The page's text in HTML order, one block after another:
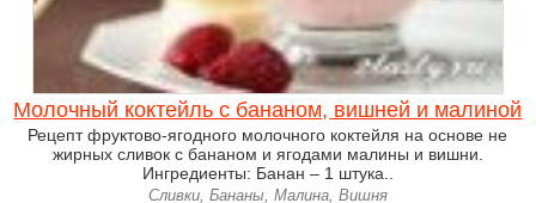
Молочный коктейль с бананом, вишней и малиной
Рецепт фруктово-ягодного молочного коктейля на основе не
жирных сливок с бананом и ягодами малины и вишни.
Ингредиенты: Банан – 1 штука..
Сливки, Бананы, Малина, Вишня